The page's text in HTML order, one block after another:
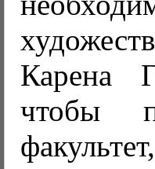
Карена
чтобы